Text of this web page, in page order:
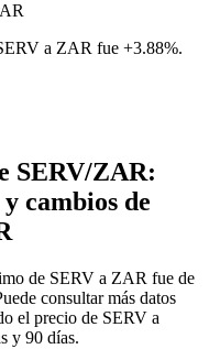
a ZAR fue +3.88%.
SERV/ZAR:
cambios de
de SERV a ZAR fue de
consultar más datos
el precio de SERV a
y 90 días.